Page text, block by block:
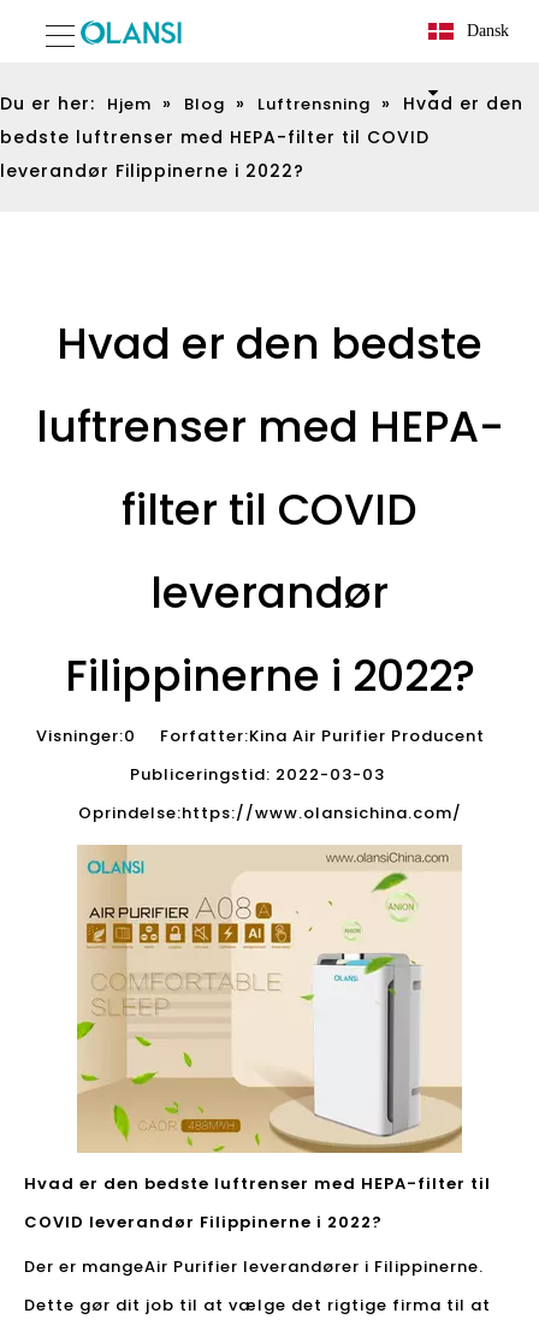
Dansk
Du er her: Hjem » Blog » Luftrensning »
Hvad er den
bedste luftrenser med HEPA-filter til COVID
leverandør Filippinerne i 2022?
Hvad er den bedste
luftrenser med HEPA-
filter til COVID
leverandør
Filippinerne i 2022?
Visninger:0 Forfatter:Kina Air Purifier Producent
Publiceringstid: 2022-03-03
Oprindelse:https://www.olansichina.com/
Hvad er den bedste luftrenser med HEPA-filter til
COVID leverandør Filippinerne i 2022?
Der er mangeAir Purifier leverandører i Filippinerne.
Dette gør dit job til at vælge det rigtige firma til at